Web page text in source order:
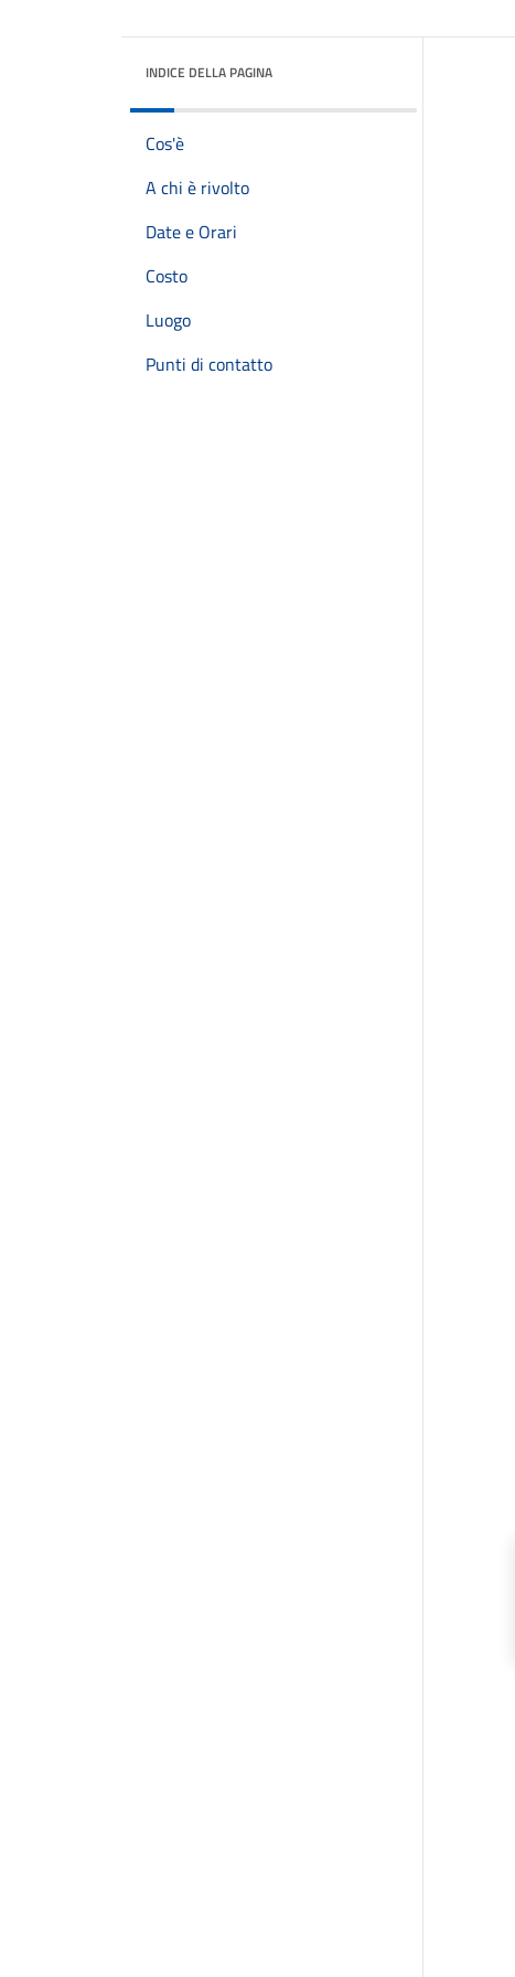
INDICE DELLA PAGINA
Cos'è
A chi è rivolto
Date e Orari
Costo
Luogo
Punti di contatto